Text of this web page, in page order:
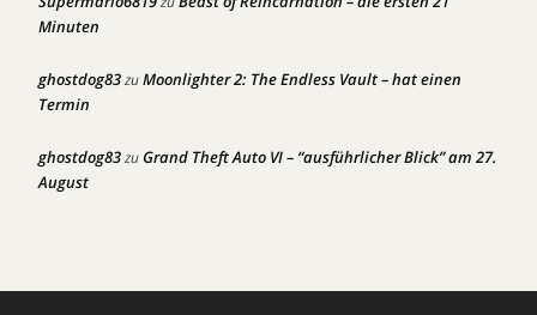
Minuten
ghostdog83zuMoonlighter 2: The Endless Vault – hat einen
Termin
ghostdog83zuGrand Theft Auto VI – “ausführlicher Blick” am 27.
August